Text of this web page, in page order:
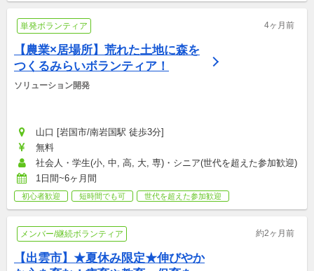
単発ボランティア 4ヶ月前
【農業×居場所】荒れた土地に森を
つくるみらいボランティア！
ソリューション開発
山口 [岩国市/南岩国駅 徒歩3分]
無料
社会人・学生(小, 中, 高, 大, 専)・シニア(世代を超えた参加歓迎)
1日間~6ヶ月間
初心者歓迎 短時間でも可 世代を超えた参加歓迎
メンバー/継続ボランティア 約2ヶ月前
【出雲市】★夏休み限定★伸びやか